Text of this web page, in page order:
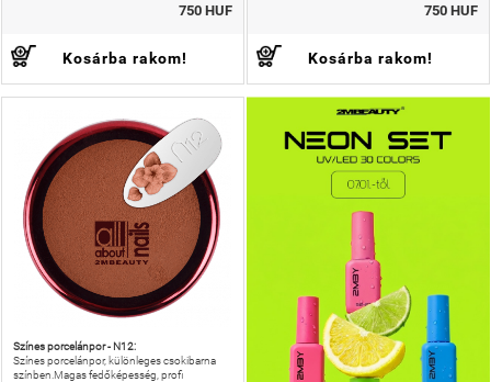
750 HUF
Kosárba rakom!
750 HUF
Kosárba rakom!
Színes porcelánpor - N12:
Színes porcelánpor, különleges csokibarna
színben.Magas fedőképesség, profi